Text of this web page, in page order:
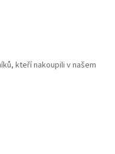
kteří nakoupili v našem